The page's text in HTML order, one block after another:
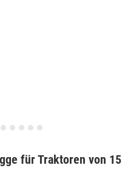
für Traktoren von 15